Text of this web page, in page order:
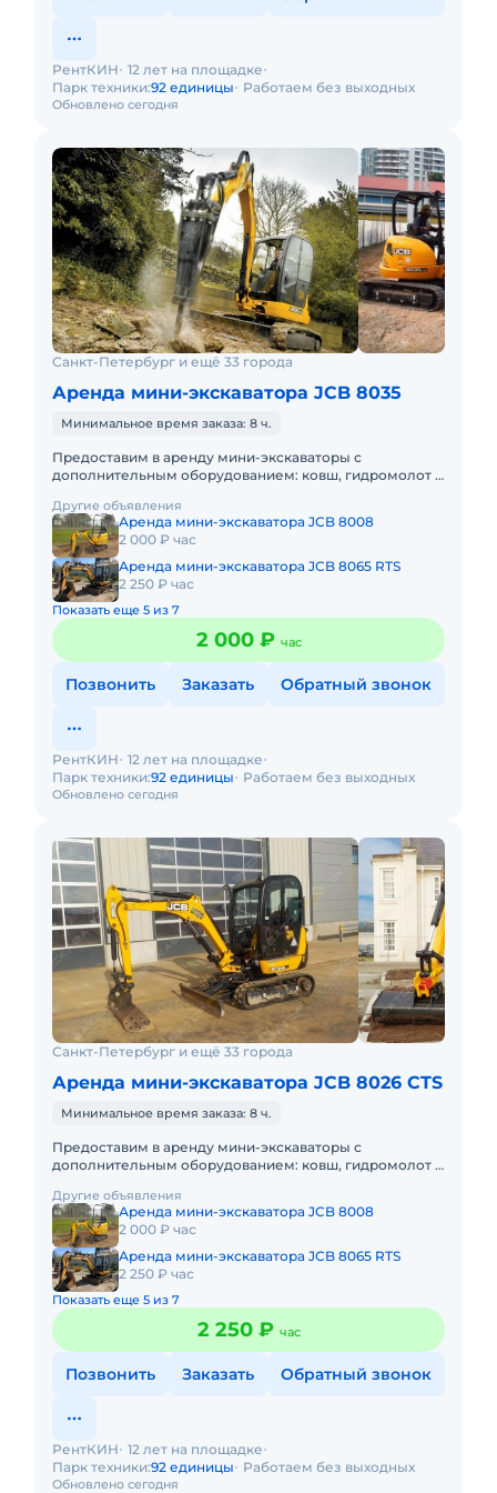
Обновлено сегодня
РентКИН 12 лет на площадке
Парк техники:92 единицы Работаем без выходных
Санкт-Петербург и ещё 33 города
Аренда мини-экскаватора JCB 8035
Минимальное время заказа: 8 ч.
Предоставим в аренду мини-экскаваторы с
дополнительным оборудованием: ковш, гидромолот и
часов работы + 1 час
Другие объявления
Аренда мини-экскаватора JCB 8008
2 000 ₽ час
Аренда мини-экскаватора JCB 8065 RTS
2 250 ₽ час
Показать еще 5 из 7
2 000 ₽ час
Позвонить Заказать Обратный звонок
Обновлено сегодня
РентКИН 12 лет на площадке
Парк техники:92 единицы Работаем без выходных
Санкт-Петербург и ещё 33 города
Аренда мини-экскаватора JCB 8026 CTS
Минимальное время заказа: 8 ч.
Предоставим в аренду мини-экскаваторы с
дополнительным оборудованием: ковш, гидромолот и
часов работы + 1 час
Другие объявления
Аренда мини-экскаватора JCB 8008
2 000 ₽ час
Аренда мини-экскаватора JCB 8065 RTS
2 250 ₽ час
Показать еще 5 из 7
2 250 ₽ час
Позвонить Заказать Обратный звонок
Обновлено сегодня
РентКИН 12 лет на площадке
Парк техники:92 единицы Работаем без выходных